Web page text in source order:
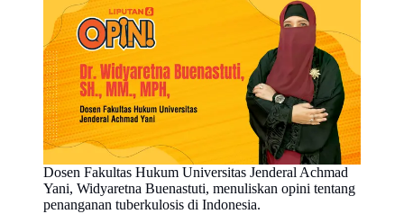
Dosen Fakultas Hukum Universitas Jenderal Achmad
Yani, Widyaretna Buenastuti, menuliskan opini tentang
penanganan tuberkulosis di Indonesia.